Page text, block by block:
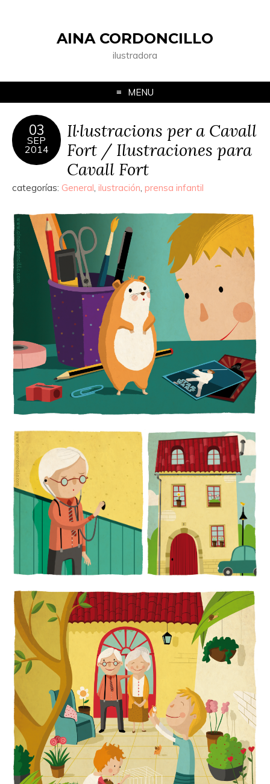
AINA CORDONCILLO
ilustradora
MENU
03
SEP
2014
Il·lustracions per a Cavall
Fort / Ilustraciones para
Cavall Fort
categorías: General, ilustración, prensa infantil